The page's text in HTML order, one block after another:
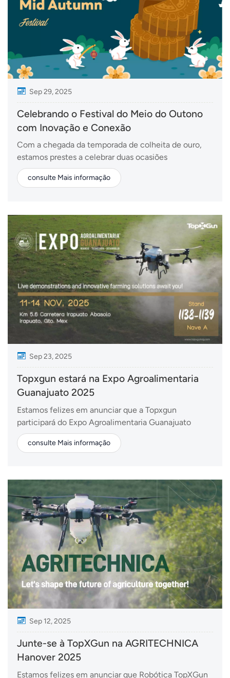
Sep 29, 2025
Celebrando o Festival do Meio do Outono
com Inovação e Conexão
Com a chegada da temporada de colheita de ouro,
estamos prestes a celebrar duas ocasiões
importantes: o Dia Nacional e o Festival do Meio do
Outono. Este ano, os dois feriados se sobrepõem,
nós d...
consulte Mais informação
Sep 23, 2025
Topxgun estará na Expo Agroalimentaria
Guanajuato 2025
Estamos felizes em anunciar que a Topxgun
participará do Expo Agroalimentaria Guanajuato
2025, uma das feiras agrícolas mais influentes da
América Latina. O evento acontecerá em Irapuato,
agrícola FP linha de pr...
consulte Mais informação
Sep 12, 2025
Junte-se à TopXGun na AGRITECHNICA
Hanover 2025
Estamos felizes em anunciar que Robótica TopXGun